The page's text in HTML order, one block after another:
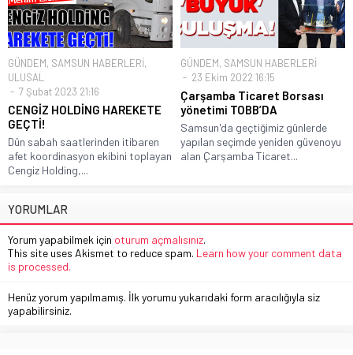
GÜNDEM, SAMSUN HABERLERİ,
ULUSAL
7 Şubat 2023 21:16
CENGİZ HOLDİNG HAREKETE
GEÇTİ!
Dün sabah saatlerinden itibaren
afet koordinasyon ekibini toplayan
Cengiz Holding,...
GÜNDEM, SAMSUN HABERLERİ
23 Ekim 2022 16:15
Çarşamba Ticaret Borsası
yönetimi TOBB’DA
Samsun'da geçtiğimiz günlerde
yapılan seçimde yeniden güvenoyu
alan Çarşamba Ticaret...
YORUMLAR
Yorum yapabilmek için oturum açmalısınız.
This site uses Akismet to reduce spam. Learn how your comment data
is processed.
Henüz yorum yapılmamış. İlk yorumu yukarıdaki form aracılığıyla siz
yapabilirsiniz.